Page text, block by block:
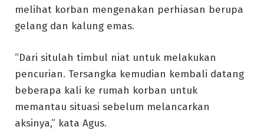
melihat korban mengenakan perhiasan berupa
gelang dan kalung emas.
“Dari situlah timbul niat untuk melakukan
pencurian. Tersangka kemudian kembali datang
beberapa kali ke rumah korban untuk
memantau situasi sebelum melancarkan
aksinya,” kata Agus.